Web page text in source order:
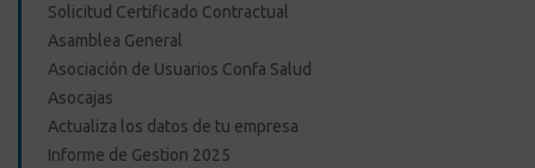
Solicitud Certificado Contractual
Asamblea General
Asociación de Usuarios Confa Salud
Asocajas
Actualiza los datos de tu empresa
Informe de Gestion 2025